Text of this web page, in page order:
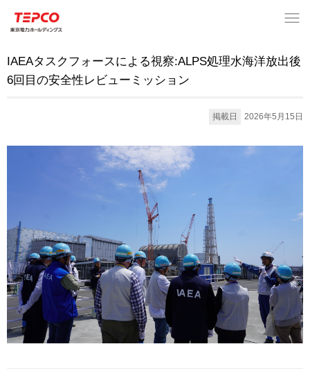
IAEAタスクフォースによる視察:ALPS処理水海洋放出後
6回目の安全性レビューミッション
掲載日 2026年5月15日